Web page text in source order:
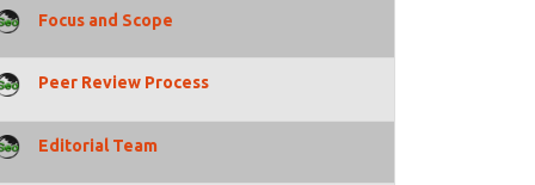
Focus and Scope
Peer Review Process
Editorial Team